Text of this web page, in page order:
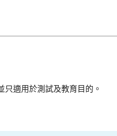
適用於測試及教育目的。